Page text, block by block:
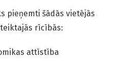
pieņemti šādās vietējās
rīcībās:
attīstība